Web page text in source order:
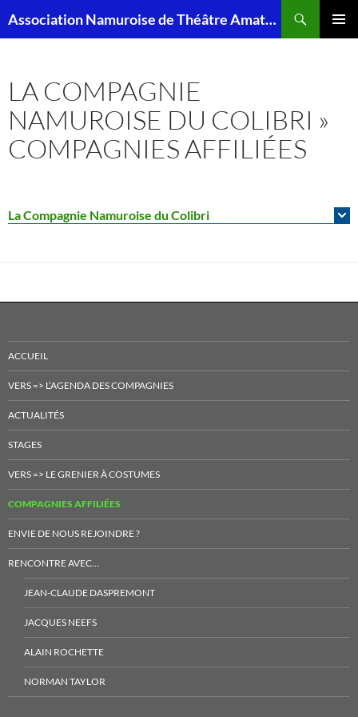
au
Association Namuroise de Théâtre Amateur – ANTA
LA COMPAGNIE
NAMUROISE DU COLIBRI »
COMPAGNIES AFFILIÉES
La Compagnie Namuroise du Colibri
ACCUEIL
VERS => L’AGENDA DES COMPAGNIES
ACTUALITÉS
STAGES
VERS => LE GRENIER À COSTUMES
COMPAGNIES AFFILIÉES
ENVIE DE NOUS REJOINDRE ?
RENCONTRE AVEC…
JEAN-CLAUDE DASPREMONT
JACQUES NEEFS
ALAIN ROCHETTE
NORMAN TAYLOR